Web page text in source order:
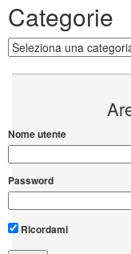
Categorie
Categorie
Nome utente
Password
Ricordami